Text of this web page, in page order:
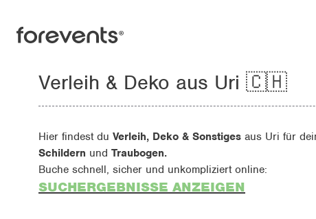
Verleih & Deko aus Uri 🇨🇭
Hier findest du Verleih, Deko & Sonstiges aus Uri für
Schildern und Traubogen.
Buche schnell, sicher und unkompliziert online:
SUCHERGEBNISSE ANZEIGEN